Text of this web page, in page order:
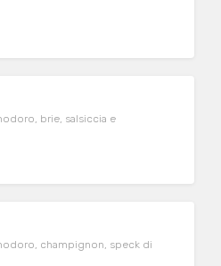
brie, salsiccia e
champignon, speck di